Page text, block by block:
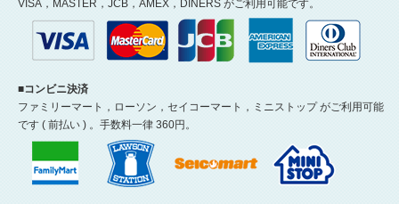
VISA，MASTER，JCB，AMEX，DINERS がご利用可能です。
■コンビニ決済
ファミリーマート，ローソン，セイコーマート，ミニストップ がご利用可能
です ( 前払い ) 。手数料一律 360円。